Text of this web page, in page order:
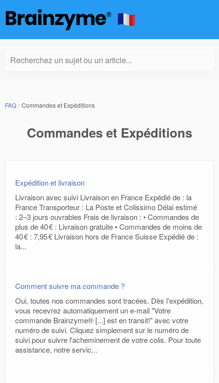
Recherchez un sujet ou un article...
FAQ Commandes et Expéditions
Commandes et Expéditions
Expédition et livraison
Livraison avec suivi Livraison en France Expédié de : la
France Transporteur : La Poste et Colissimo Délai estimé
: 2–3 jours ouvrables Frais de livraison : • Commandes de
plus de 40 € : Livraison gratuite • Commandes de moins de
40 € : 7,95 € Livraison hors de France Suisse Expédié de :
la...
Comment suivre ma commande ?
Oui, toutes nos commandes sont tracées. Dès l'expédition,
vous recevrez automatiquement un e-mail "Votre
commande Brainzyme® [...] est en transit!" avec votre
numéro de suivi. Cliquez simplement sur le numéro de
suivi pour suivre l'acheminement de votre colis. Pour toute
assistance, notre servic...